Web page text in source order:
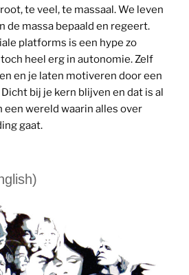
te veel, te massaal. We leven
de massa bepaald en regeert.
platforms is een hype zo
heel erg in autonomie. Zelf
en je laten motiveren door een
bij je kern blijven en dat is al
een wereld waarin alles over
gaat.